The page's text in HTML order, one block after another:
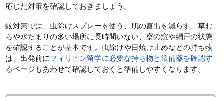
応じた対策を確認しておきましょう。
蚊対策では、虫除けスプレーを使う、肌の露出を減らす、草む
らや水たまりの多い場所に長時間いない、寮の窓や網戸の状態
を確認することが基本です。虫除けや日焼け止めなどの持ち物
は、出発前にフィリピン留学に必要な持ち物と常備薬を確認す
るページもあわせて確認しておくと準備しやすくなります。